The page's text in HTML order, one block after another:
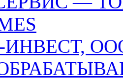
ИНВЕСТ,